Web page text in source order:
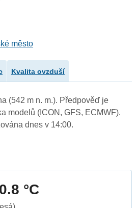
město
Kvalita ovzduší
(542 m n. m.). Předpověď je
modelů (ICON, GFS, ECMWF).
dnes v 14:00.
°C